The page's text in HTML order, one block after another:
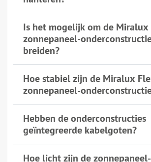
Is het mogelijk om de Miralux
zonnepaneel-
breiden?
Hoe stabiel zijn de Miralux
zonnepaneel-
Hebben de onderconstructies
geïntegreerde kabelgoten?
Hoe licht zijn de zonnepaneel-